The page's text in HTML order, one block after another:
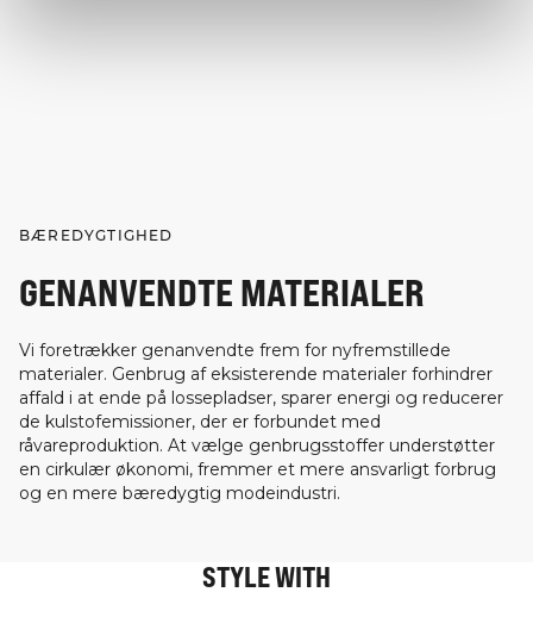
BÆREDYGTIGHED
GENANVENDTE MATERIALER
Vi foretrækker genanvendte frem for nyfremstillede
materialer. Genbrug af eksisterende materialer forhindrer
affald i at ende på lossepladser, sparer energi og reducerer
de kulstofemissioner, der er forbundet med
råvareproduktion. At vælge genbrugsstoffer understøtter
en cirkulær økonomi, fremmer et mere ansvarligt forbrug
og en mere bæredygtig modeindustri.
STYLE WITH